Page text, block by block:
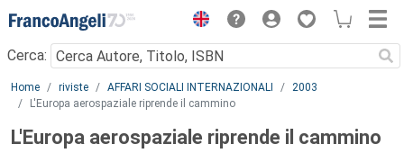
Menu
Cerca:
Main content
Home riviste AFFARI SOCIALI INTERNAZIONALI
2003
L'Europa aerospaziale riprende il cammino
L'Europa aerospaziale riprende il cammino